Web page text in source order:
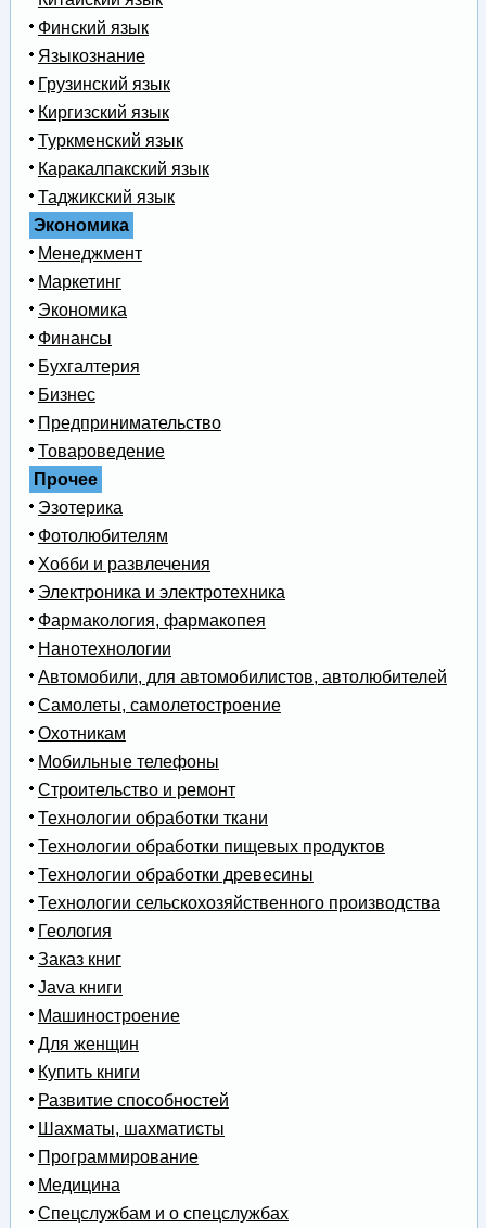
Финский язык
Языкознание
Грузинский язык
Киргизский язык
Туркменский язык
Каракалпакский язык
Таджикский язык
Экономика
Менеджмент
Маркетинг
Экономика
Финансы
Бухгалтерия
Бизнес
Предпринимательство
Товароведение
Прочее
Эзотерика
Фотолюбителям
Хобби и развлечения
Электроника и электротехника
Фармакология, фармакопея
Нанотехнологии
Автомобили, для автомобилистов, автолюбителей
Самолеты, самолетостроение
Охотникам
Мобильные телефоны
Строительство и ремонт
Технологии обработки ткани
Технологии обработки пищевых продуктов
Технологии обработки древесины
Технологии сельскохозяйственного производства
Геология
Заказ книг
Java книги
Машиностроение
Для женщин
Купить книги
Развитие способностей
Шахматы, шахматисты
Программирование
Медицина
Спецслужбам и о спецслужбах